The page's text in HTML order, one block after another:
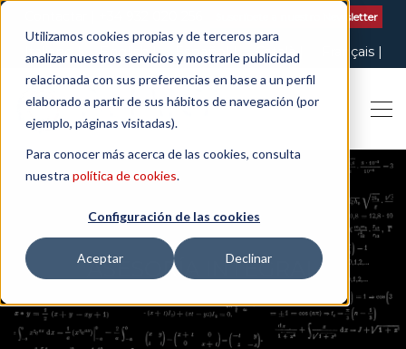
Utilizamos cookies propias y de terceros para
analizar nuestros servicios y mostrarle publicidad
relacionada con sus preferencias en base a un perfil
elaborado a partir de sus hábitos de navegación (por
ejemplo, páginas visitadas).
Para conocer más acerca de las cookies, consulta
nuestra política de cookies.
Configuración de las cookies
Aceptar Declinar
Suscribete a nuestro Newsletter
Español
English Français
Català
Italiano
ASESORÍA INTEGRAL